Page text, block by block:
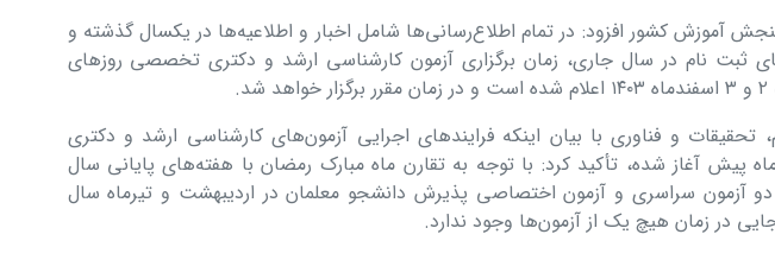
آموزش کشور افزود: در تمام اطلاع‌رسانی‌ها شامل اخبار و اطلاعیه‌ها در یکسال گذشته و
ثبت نام در سال جاری، زمان برگزاری آزمون کارشناسی ارشد و دکتری تخصصی روزهای
تحقیقات و فناوری با بیان اینکه فرایندهای اجرایی آزمون‌های کارشناسی ارشد و دکتری
پیش آغاز شده، تأکید کرد: با توجه به تقارن ماه مبارک رمضان با هفته‌های پایانی سال
دو آزمون سراسری و آزمون اختصاصی پذیرش دانشجو معلمان در اردیبهشت و تیرماه سال